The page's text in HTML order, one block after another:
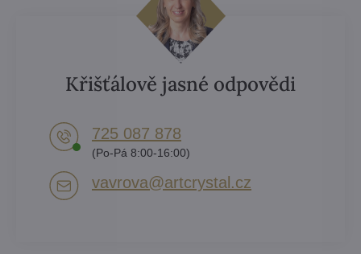
Křišťálově jasné odpovědi
725 087 878​
(Po-Pá 8:00-16:00)
vavrova​@artcrystal​.cz